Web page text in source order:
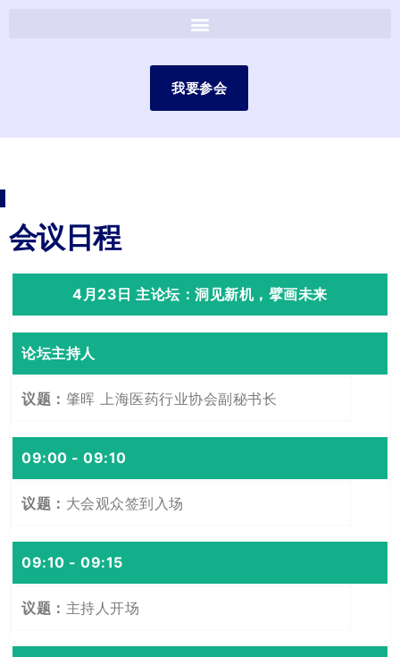
我要参会
会议日程
4月23日 主论坛：洞见新机，擘画未来
论坛主持人
肇晖 上海医药行业协会副秘书长
09:00 - 09:10
大会观众签到入场
09:10 - 09:15
主持人开场